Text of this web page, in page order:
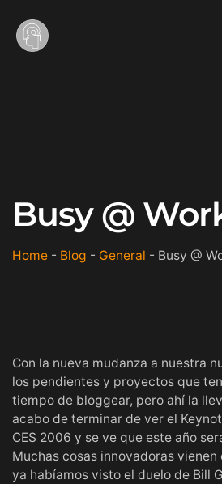
Busy @
Home - Blog - General - Busy @
Con la nueva mudanza a nuestra
los pendientes y proyectos que
tiempo de bloggear, pero ahí la
acabo de terminar de ver el
CES 2006 y se ve que este año
Muchas cosas innovadoras
ya habíamos visto el duelo de Bill